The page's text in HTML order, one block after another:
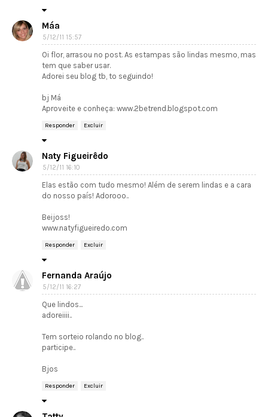
Máa
5/12/11 15:57
Oi flor, arrasou no post. As estampas são lindas mesmo, mas
tem que saber usar.
Adorei seu blog tb, to seguindo!
bj Má
Aproveite e conheça: www.2betrend.blogspot.com
Responder Excluir
Naty Figueirêdo
5/12/11 16:10
Elas estão com tudo mesmo! Além de serem lindas e a cara
do nosso país! Adorooo..
Beijoss!
www.natyfigueiredo.com
Responder Excluir
Fernanda Araújo
5/12/11 16:27
Que lindos...
adoreiiii..
Tem sorteio rolando no blog..
participe..
Bjos
Responder Excluir